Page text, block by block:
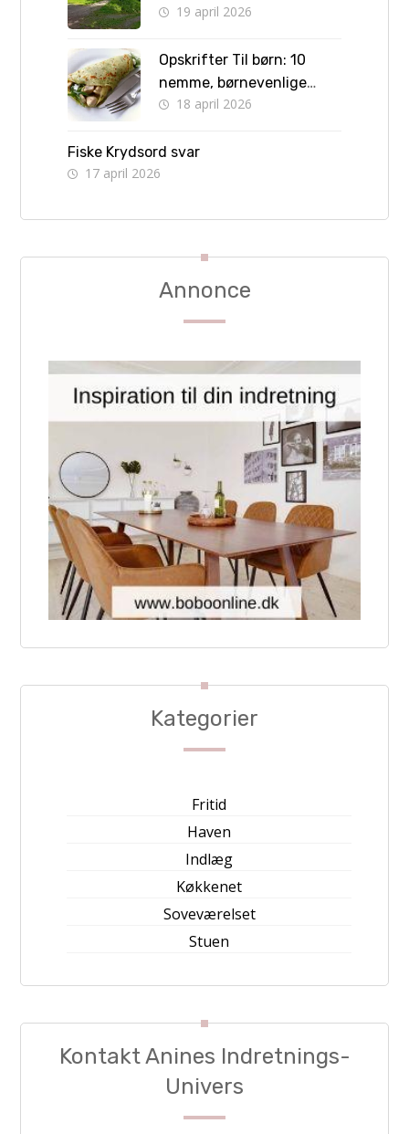
formet hendes liv
19 april 2026
Opskrifter Til børn: 10
nemme, børnevenlige
retter børn kan lave selv
18 april 2026
Fiske Krydsord svar
17 april 2026
Annonce
Kategorier
Fritid
Haven
Indlæg
Køkkenet
Soveværelset
Stuen
Kontakt Anines Indretnings-
Univers